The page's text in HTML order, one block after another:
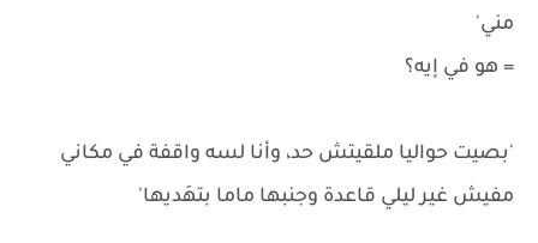
مني'
= هو في إيه؟
'بصيت حواليا ملقيتش حد، وأنا لسه واقفة في مكاني
مفيش غير ليلي قاعدة وجنبها ماما بتهَديها'